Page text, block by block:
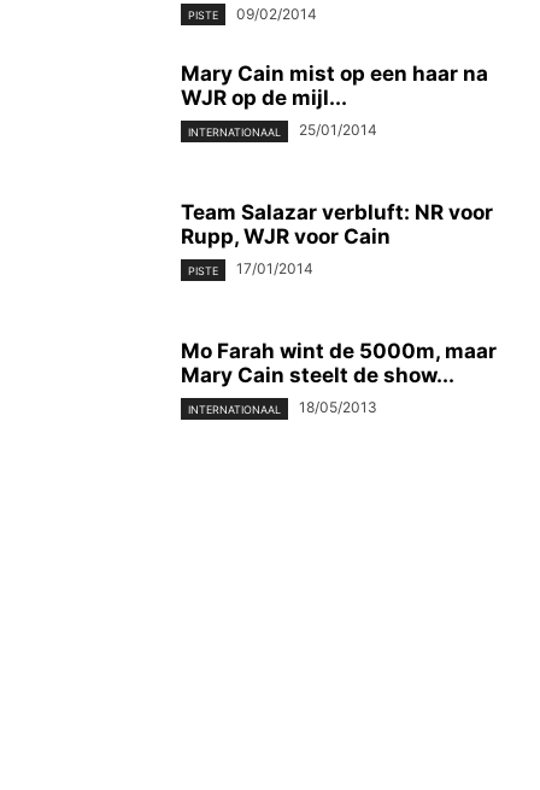
PISTE 09/02/2014
Mary Cain mist op een haar na
WJR op de mijl...
INTERNATIONAAL 25/01/2014
Team Salazar verbluft: NR voor
Rupp, WJR voor Cain
PISTE 17/01/2014
Mo Farah wint de 5000m, maar
Mary Cain steelt de show...
INTERNATIONAAL 18/05/2013